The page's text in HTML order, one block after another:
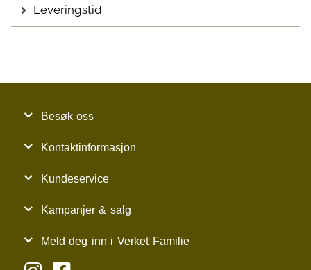
Leveringstid
Besøk oss
Kontaktinformasjon
Kundeservice
Kampanjer & salg
Meld deg inn i Verket Familie